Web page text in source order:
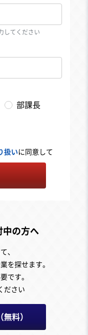
してください
部課長
扱いに同意して
中の方へ
、
を探せます。
です。
ださい
料）